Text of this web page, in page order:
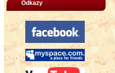
Odkazy